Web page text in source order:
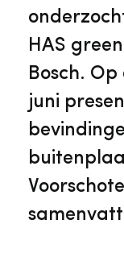
Geschiedenis
Ervenconsulent
Over de
Tarieven
Algemene
HAS
Bosch.
juni